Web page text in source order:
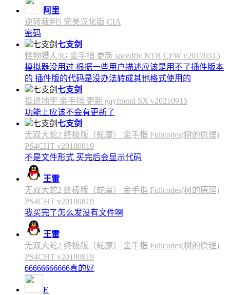
阿里
逆转裁判5 完美汉化版 CIA
密码
七支剑
怪物猎人3G 金手指 更新 speedfly NTR CFW v20170315
模拟器没用过 根据一些用户描述应该是用不了插件版本
的 插件版的代码是没办法转成其他格式使用的
七支剑
挺进地牢 金手指 更新 gayfriend SX v20210915
功能上应该不会有更新了
七支剑
无双大蛇2 终极版（蛇魔） 金手指 Fullcodes(树的原理)
PS4CHT v20180819
不是文件形式 买完后会显示代码
王雷
无双大蛇2 终极版（蛇魔） 金手指 Fullcodes(树的原理)
PS4CHT v20180819
我买完了怎么发没有文件啊
王雷
无双大蛇2 终极版（蛇魔） 金手指 Fullcodes(树的原理)
PS4CHT v20180819
66666666666真的好
E